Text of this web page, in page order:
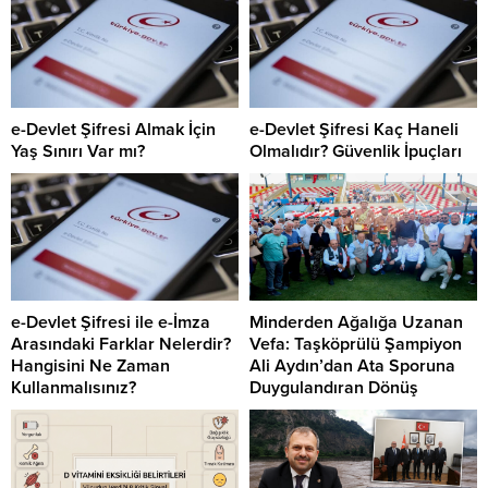
e-Devlet Şifresi Almak İçin
Yaş Sınırı Var mı?
e-Devlet Şifresi Kaç Haneli
Olmalıdır? Güvenlik İpuçları
e-Devlet Şifresi ile e-İmza
Arasındaki Farklar Nelerdir?
Hangisini Ne Zaman
Kullanmalısınız?
Minderden Ağalığa Uzanan
Vefa: Taşköprülü Şampiyon
Ali Aydın’dan Ata Sporuna
Duygulandıran Dönüş